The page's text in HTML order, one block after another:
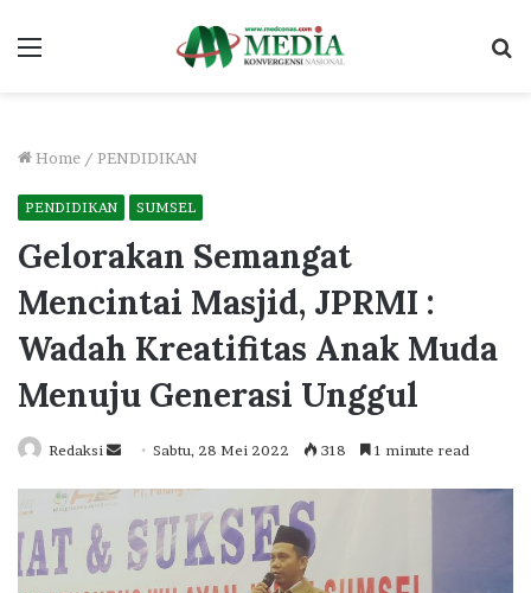
Menu
Home / PENDIDIKAN
PENDIDIKAN SUMSEL
Gelorakan Semangat
Mencintai Masjid, JPRMI :
Wadah Kreatifitas Anak Muda
Menuju Generasi Unggul
Redaksi
Send Sabtu, 28 Mei 2022 318 1 minute read